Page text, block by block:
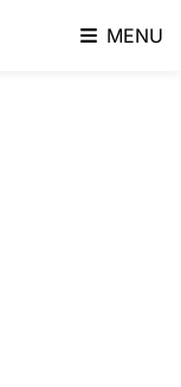
MENU